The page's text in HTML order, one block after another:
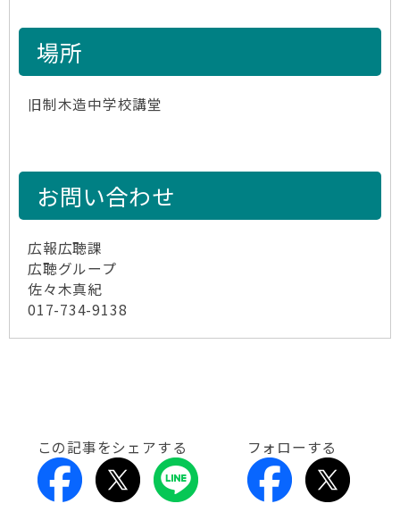
場所
旧制木造中学校講堂
お問い合わせ
広報広聴課
広聴グループ
佐々木真紀
017-734-9138
この記事をシェアする フォローする